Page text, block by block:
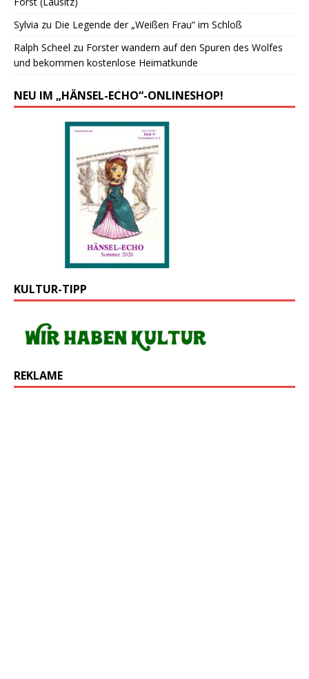
Sylvia zu Die Legende der „Weißen Frau“ im Schloß
Ralph Scheel zu Forster wandern auf den Spuren des Wolfes
und bekommen kostenlose Heimatkunde
NEU IM „HÄNSEL-ECHO“-ONLINESHOP!
KULTUR-TIPP
REKLAME